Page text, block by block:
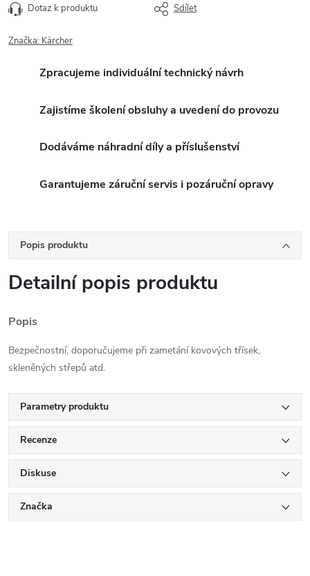
Dotaz k produktu Sdílet
Značka: Kärcher
Zpracujeme individuální technický návrh
Zajistíme školení obsluhy a uvedení do provozu
Dodáváme náhradní díly a příslušenství
Garantujeme záruční servis i pozáruční opravy
Popis produktu
Detailní popis produktu
Popis
Bezpečnostní, doporučujeme při zametání kovových třísek,
skleněných střepů atd.
Parametry produktu
Recenze
Diskuse
Značka